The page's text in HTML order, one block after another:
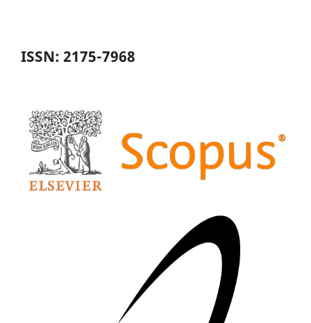
ISSN: 2175-7968